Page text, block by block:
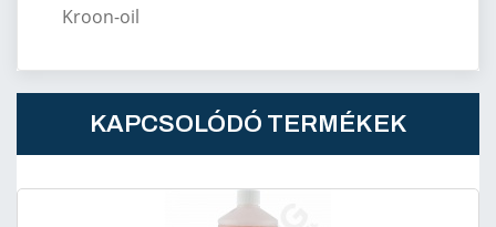
Kroon-oil
KAPCSOLÓDÓ TERMÉKEK